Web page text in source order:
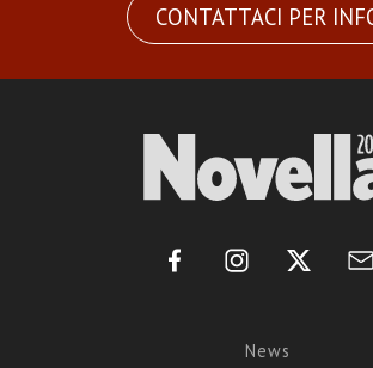
CONTATTACI PER
News